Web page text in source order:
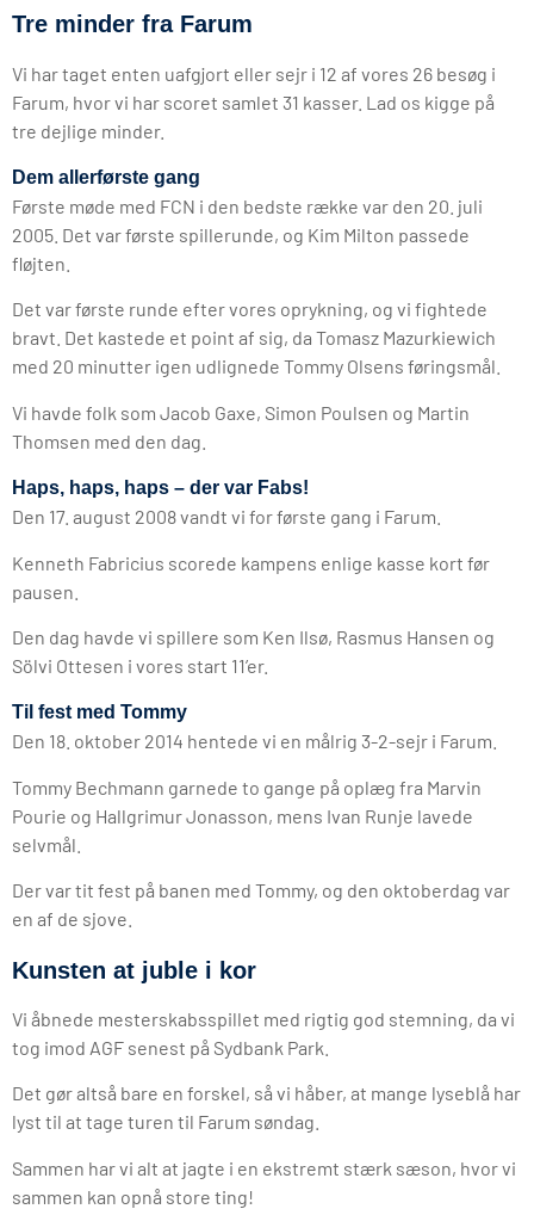
Tre minder fra Farum
Vi har taget enten uafgjort eller sejr i 12 af vores 26 besøg i
Farum, hvor vi har scoret samlet 31 kasser. Lad os kigge på
tre dejlige minder.
Dem allerførste gang
Første møde med FCN i den bedste række var den 20. juli
2005. Det var første spillerunde, og Kim Milton passede
fløjten.
Det var første runde efter vores oprykning, og vi fightede
bravt. Det kastede et point af sig, da Tomasz Mazurkiewich
med 20 minutter igen udlignede Tommy Olsens føringsmål.
Vi havde folk som Jacob Gaxe, Simon Poulsen og Martin
Thomsen med den dag.
Haps, haps, haps – der var Fabs!
Den 17. august 2008 vandt vi for første gang i Farum.
Kenneth Fabricius scorede kampens enlige kasse kort før
pausen.
Den dag havde vi spillere som Ken Ilsø, Rasmus Hansen og
Sölvi Ottesen i vores start 11’er.
Til fest med Tommy
Den 18. oktober 2014 hentede vi en målrig 3-2-sejr i Farum.
Tommy Bechmann garnede to gange på oplæg fra Marvin
Pourie og Hallgrimur Jonasson, mens Ivan Runje lavede
selvmål.
Der var tit fest på banen med Tommy, og den oktoberdag var
en af de sjove.
Kunsten at juble i kor
Vi åbnede mesterskabsspillet med rigtig god stemning, da vi
tog imod AGF senest på Sydbank Park.
Det gør altså bare en forskel, så vi håber, at mange lyseblå har
lyst til at tage turen til Farum søndag.
Sammen har vi alt at jagte i en ekstremt stærk sæson, hvor vi
sammen kan opnå store ting!